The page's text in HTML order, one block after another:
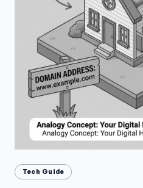
Tech Guide